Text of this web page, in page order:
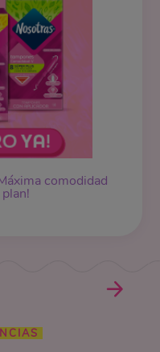
comodidad